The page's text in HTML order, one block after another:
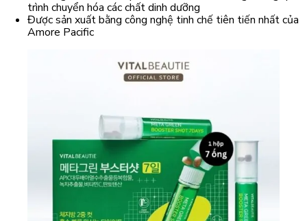
trình chuyển hóa các chất dinh dưỡng
Được sản xuất bằng công nghệ tinh chế tiên tiến nhất của
Amore Pacific